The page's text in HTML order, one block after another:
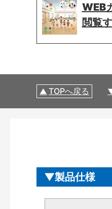
WEB
閲覧
TOPへ戻る
製品仕様